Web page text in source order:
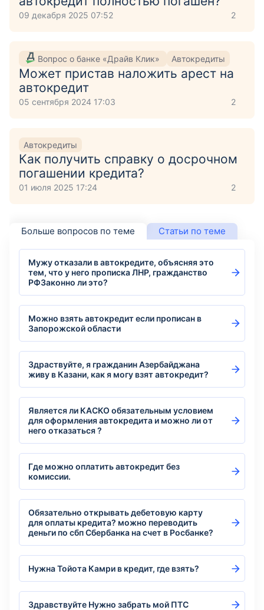
09 декабря 2025 07:52 2
Вопрос о банке «Драйв Клик» Автокредиты
Может пристав наложить арест на
автокредит
05 сентября 2024 17:03 2
Автокредиты
Как получить справку о досрочном
погашении кредита?
01 июля 2025 17:24 2
Больше вопросов по теме Статьи по теме
Мужу отказали в автокредите, объясняя это
тем, что у него прописка ЛНР, гражданство
РФЗаконно ли это?
Можно взять автокредит если прописан в
Запорожской области
Здраствуйте, я гражданин Азербайджана
живу в Казани, как я могу взят автокредит?
Является ли КАСКО обязательным условием
для оформления автокредита и можно ли от
него отказаться ?
Где можно оплатить автокредит без
комиссии.
Обязательно открывать дебетовую карту
для оплаты кредита? можно переводить
деньги по сбп Сбербанка на счет в Росбанке?
Нужна Тойота Камри в кредит, где взять?
Здравствуйте Нужно забрать мой ПТС